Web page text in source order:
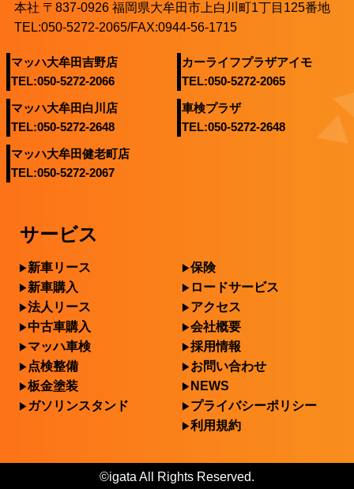
本社 〒837-0926 福岡県大牟田市上白川町1丁目125番地
TEL:050-5272-2065/FAX:0944-56-1715
マッハ大牟田吉野店
TEL:050-5272-2066
カーライフプラザアイモ
TEL:050-5272-2065
マッハ大牟田白川店
TEL:050-5272-2648
車検プラザ
TEL:050-5272-2648
マッハ大牟田健老町店
TEL:050-5272-2067
サービス
新車リース
新車購入
法人リース
中古車購入
マッハ車検
点検整備
板金塗装
ガソリンスタンド
保険
ロードサービス
アクセス
会社概要
採用情報
お問い合わせ
NEWS
プライバシーポリシー
利用規約
©igata All Rights Reserved.